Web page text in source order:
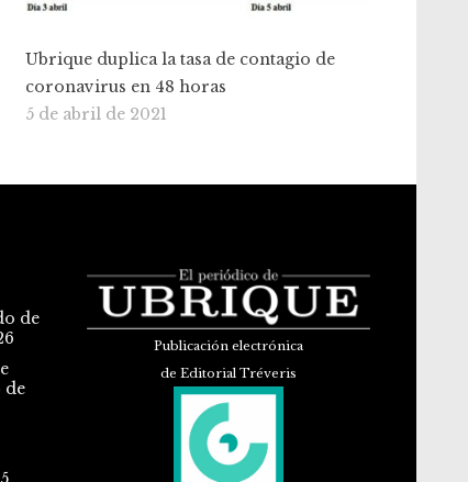
Ubrique duplica la tasa de contagio de
coronavirus en 48 horas
5 de abril de 2021
de
de
Publicación electrónica
de Editorial Tréveris